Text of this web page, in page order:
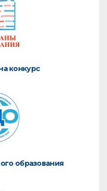
конкурс
образования